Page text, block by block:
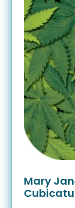
Mary